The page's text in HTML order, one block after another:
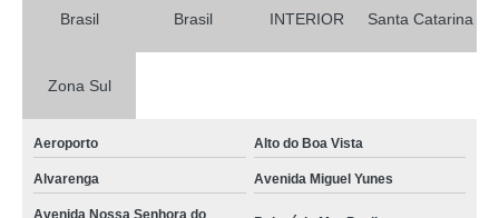
Brasil Brasil INTERIOR Santa Catarina
Zona Sul
Aeroporto Alto do Boa Vista
Alvarenga Avenida Miguel Yunes
Avenida Nossa Senhora do